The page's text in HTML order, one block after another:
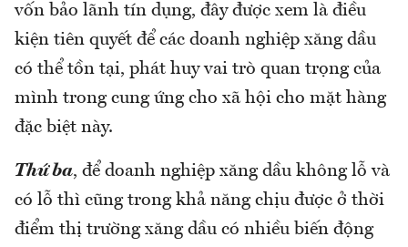
vốn bảo lãnh tín dụng, đây được xem là điều
kiện tiên quyết để các doanh nghiệp xăng dầu
có thể tồn tại, phát huy vai trò quan trọng của
mình trong cung ứng cho xã hội cho mặt hàng
đặc biệt này.
Thứ ba, để doanh nghiệp xăng dầu không lỗ và
có lỗ thì cũng trong khả năng chịu được ở thời
điểm thị trường xăng dầu có nhiều biến động